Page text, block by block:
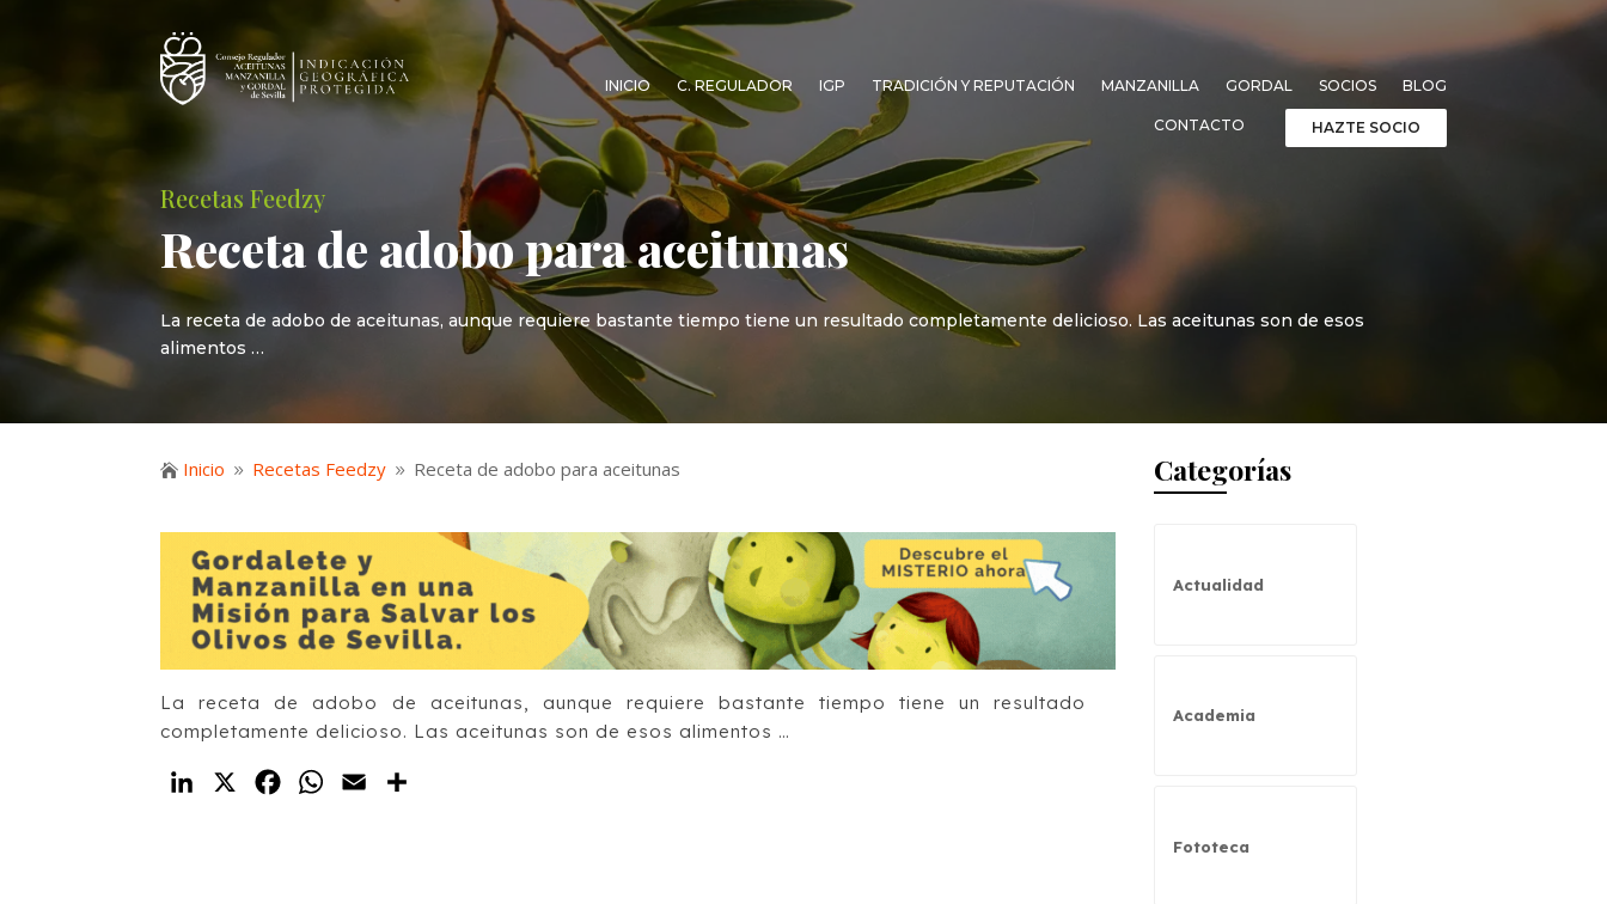
INICIO C. REGULADOR IGP TRADICIÓN Y REPUTACIÓN MANZANILLA GORDAL SOCIOS BLOG
CONTACTO HAZTE SOCIO
Recetas Feedzy
Receta de adobo para aceitunas
La receta de adobo de aceitunas, aunque requiere bastante tiempo tiene un resultado completamente delicioso. Las aceitunas son de esos
alimentos …
 Inicio 9 Recetas Feedzy 9 Receta de adobo para aceitunas
La receta de adobo de aceitunas, aunque requiere bastante tiempo tiene un resultado
completamente delicioso. Las aceitunas son de esos alimentos …
LinkedIn
X FacebookWhatsApp
Email
Categorías
Actualidad
Academia
Fototeca